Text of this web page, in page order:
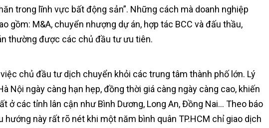
trong lĩnh vực bất động sản”. Những cách mà doanh nghiệp
gồm: M&A, chuyển nhượng dự án, hợp tác BCC và đấu thầu,
thường được các chủ đầu tư ưu tiên.
chủ đầu tư dịch chuyển khỏi các trung tâm thành phố lớn. Lý
Nội ngày càng hạn hẹp, đồng thời giá càng ngày càng cao, khiến
ở các tỉnh lân cận như Bình Dương, Long An, Đồng Nai… Theo báo
hướng này rất rõ nét khi một năm bình quân TP.HCM chỉ giao dịch